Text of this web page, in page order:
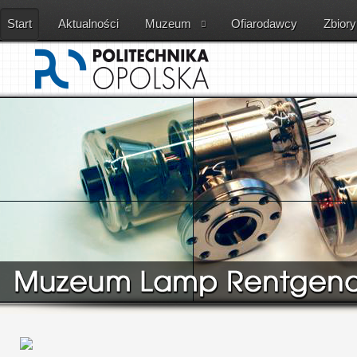
Start Aktualności Muzeum Ofiarodawcy Zbiory